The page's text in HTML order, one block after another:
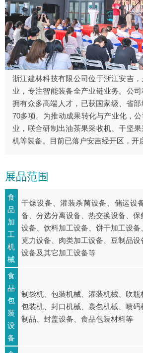
浙江建林科技有限公司位于浙江安吉
业，专注智能装备全产业链业务。公司
拥有众多高端人才，已获国家级、省部
70多项。为推动成果转化与产业化，
业，联合研制出油茶果采收机、干坚
机等装备。目前已落户安吉经开区，开
展品范围
食
品
加
工
机
械
干燥设备、灌装杀菌设备、储运设
备、分选分离设备、热交换设备、
设备、饮料加工设备、饼干加工设
克力设备、肉类加工设备、豆制品
设备及其它加工设备等
食
品
包
装
设
备
制袋机、包装机械、灌装机械、吹
包装机、封口机械、裹包机械、喷
制品、封盖设备、食品包装材料等